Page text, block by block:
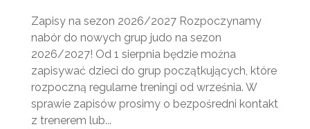
Zapisy na sezon 2026/2027 Rozpoczynamy
nabór do nowych grup judo na sezon
2026/2027! Od 1 sierpnia będzie można
zapisywać dzieci do grup początkujących, które
rozpoczną regularne treningi od września. W
sprawie zapisów prosimy o bezpośredni kontakt
z trenerem lub...